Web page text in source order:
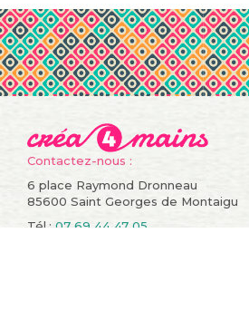
Contactez-nous :
6 place Raymond Dronneau
85600 Saint Georges de Montaigu
Tél.: 07 69 44 47 05